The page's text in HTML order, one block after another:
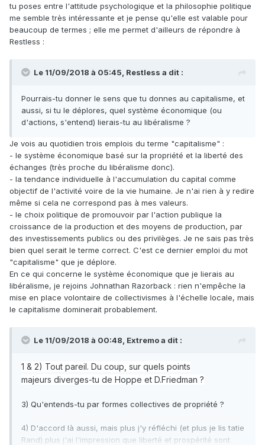
tu poses entre l'attitude psychologique et la philosophie politique
me semble très intéressante et je pense qu'elle est valable pour
beaucoup de termes ; elle me permet d'ailleurs de répondre à
Restless :
Le 11/09/2018 à 05:45, Restless a dit :
Pourrais-tu donner le sens que tu donnes au capitalisme, et
aussi, si tu le déplores, quel système économique (ou
d'actions, s'entend) lierais-tu au libéralisme ?
Je vois au quotidien trois emplois du terme "capitalisme" :
- le système économique basé sur la propriété et la liberté des
échanges (très proche du libéralisme donc).
- la tendance individuelle à l'accumulation du capital comme
objectif de l'activité voire de la vie humaine. Je n'ai rien à y redire
même si cela ne correspond pas à mes valeurs.
- le choix politique de promouvoir par l'action publique la
croissance de la production et des moyens de production, par
des investissements publics ou des privilèges. Je ne sais pas très
bien quel serait le terme correct. C'est ce dernier emploi du mot
"capitalisme" que je déplore.
En ce qui concerne le système économique que je lierais au
libéralisme, je rejoins Johnathan Razorback : rien n'empêche la
mise en place volontaire de collectivismes à l'échelle locale, mais
le capitalisme dominerait probablement.
Le 11/09/2018 à 00:48, Extremoa dit :
1 & 2) Tout pareil. Du coup, sur quels points
majeurs diverges-tu de Hoppe et D.Friedman ?
3) Qu'entends-tu par formes collectives de propriété ?
4) D'accord là aussi, mais plus j'y réfléchi (et plus je lis tatie
Rand) plus j'ai l'impression que liberté et prospérité sont